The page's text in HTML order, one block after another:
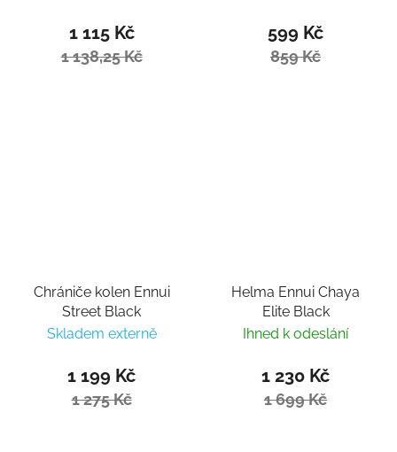
1 115 Kč
1 138,25 Kč
599 Kč
859 Kč
Chrániče kolen Ennui
Street Black
Skladem externě
1 199 Kč
1 275 Kč
Helma Ennui Chaya
Elite Black
Ihned k odeslání
1 230 Kč
1 699 Kč